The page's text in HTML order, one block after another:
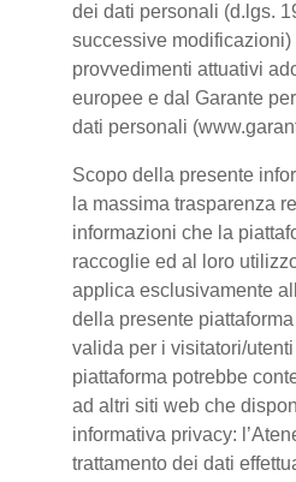
dei dati personali (d.lgs.
successive
provvedimenti attuativi
europee e dal Garante
dati personali
Scopo della presente
la massima trasparenza
informazioni che la
raccoglie ed al loro
applica esclusivamente
della presente
valida per i visitatori/
piattaforma potrebbe
ad altri siti web che
informativa privacy:
trattamento dei dati